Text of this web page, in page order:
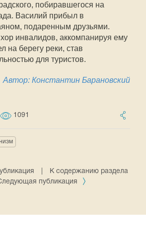
побиравшегося на
Василий прибыл в
подаренным друзьями.
инвалидов, аккомпанируя ему
на берегу реки, став
для туристов.
Автор: Константин Барановский
1091
К содержанию раздела
публикация